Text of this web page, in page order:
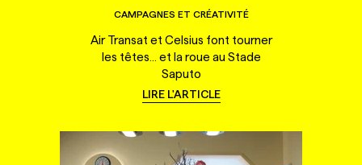
CAMPAGNES ET CRÉATIVITÉ
Air Transat et Celsius font tourner
les têtes... et la roue au Stade
Saputo
LIRE L'ARTICLE